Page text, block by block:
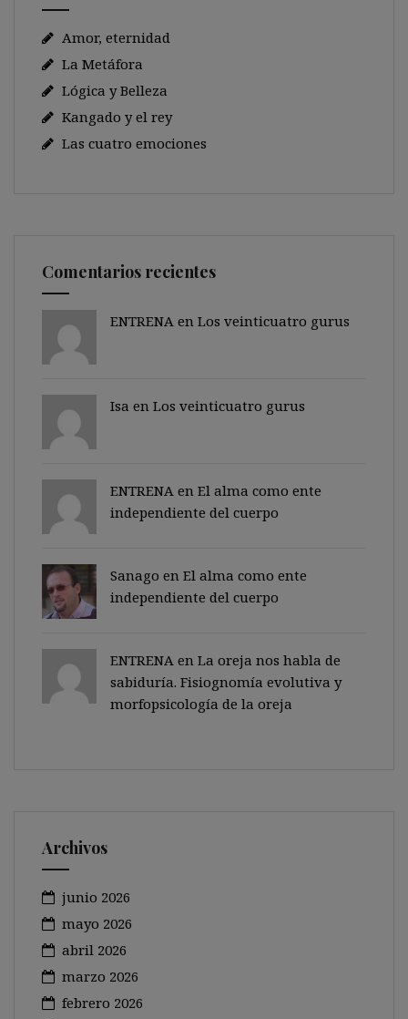
Amor, eternidad
La Metáfora
Lógica y Belleza
Kangado y el rey
Las cuatro emociones
Comentarios recientes
ENTRENA en Los veinticuatro gurus
Isa en Los veinticuatro gurus
ENTRENA en El alma como ente
independiente del cuerpo
Sanago en El alma como ente
independiente del cuerpo
ENTRENA en La oreja nos habla de
sabiduría. Fisiognomía evolutiva y
morfopsicología de la oreja
Archivos
junio 2026
mayo 2026
abril 2026
marzo 2026
febrero 2026